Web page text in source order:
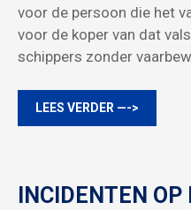
voor de persoon die het
voor de koper van dat
schippers zonder
LEES VERDER —->
INCIDENTEN